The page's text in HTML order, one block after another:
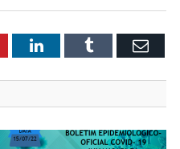
LinkedInTumblr Email